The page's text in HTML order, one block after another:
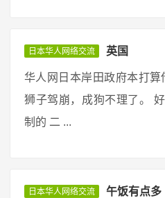
日本华人网络交流 英国
华人网日本岸田政府本打
狮子驾崩，成狗不理了。
制的 二 ...
日本华人网络交流 午饭有点多